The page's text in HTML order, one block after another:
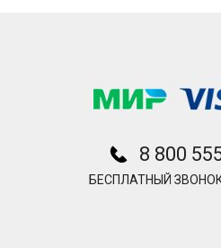
8 800
БЕСПЛАТНЫЙ